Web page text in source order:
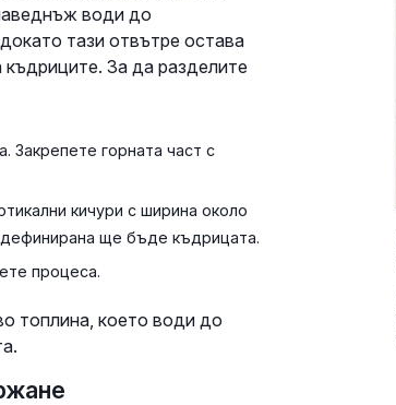
води до
тази отвътре остава
За да разделите
Закрепете горната част с
кичури с ширина около
ще бъде къдрицата.
процеса.
топлина, което води до